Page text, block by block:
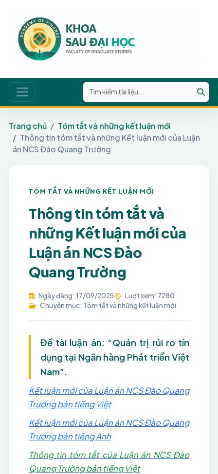
Trang chủ
Tóm tắt và những kết luận mới
Thông tin tóm tắt và những Kết luận mới của Luận
án NCS Đào Quang Trường
TÓM TẮT VÀ NHỮNG KẾT LUẬN MỚI
Thông tin tóm tắt và
những Kết luận mới của
Luận án NCS Đào
Quang Trường
Ngày đăng: 17/09/2025
Lượt xem: 7280
Chuyên mục: Tóm tắt và những kết luận mới
Đề tài luận án: “Quản trị rủi ro tín
dụng tại Ngân hàng Phát triển Việt
Nam”.
Kết luận mới của Luận án NCS Đào Quang
Trường bản tiếng Việt
Kết luận mới của Luận án NCS Đào Quang
Trường bản tiếng Anh
Thông tin tóm tắt của Luận án NCS Đào
Quang Trường bản tiếng Việt